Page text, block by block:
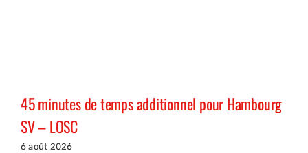
45 minutes de temps additionnel pour Hambourg
SV – LOSC
6 août 2026